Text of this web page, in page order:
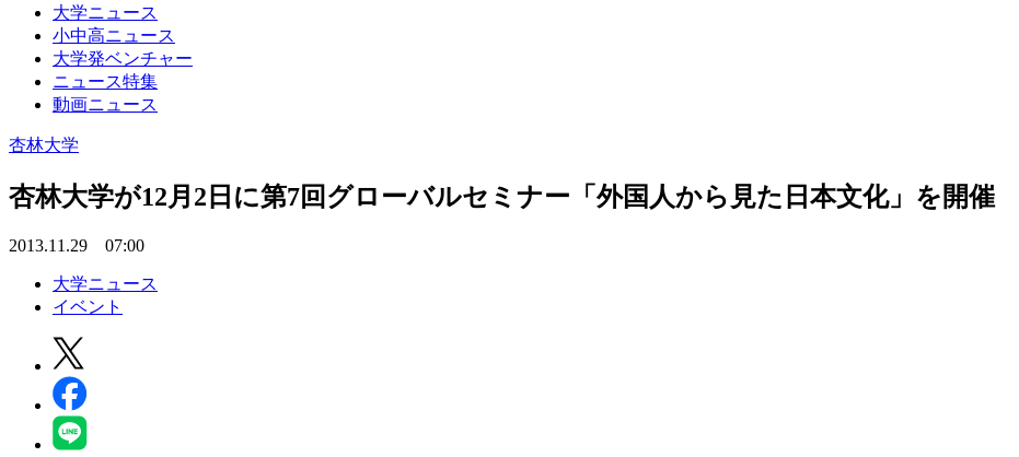
大学ニュース
小中高ニュース
大学発ベンチャー
ニュース特集
動画ニュース
杏林大学
杏林大学が12月2日に第7回グローバルセミナー「外国人から見た日本文化」を開催
2013.11.29 07:00
大学ニュース
イベント